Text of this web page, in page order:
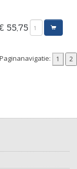
55,75
Paginanavigatie: